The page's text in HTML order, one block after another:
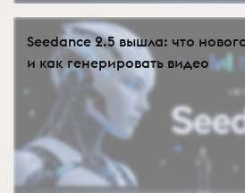
Seedance 2.5 вышла: что
и как генерировать видео